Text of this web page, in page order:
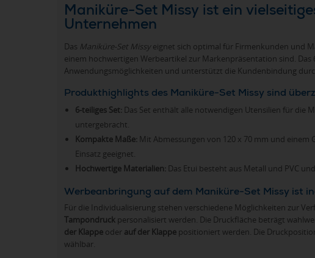
Maniküre-Set Missy ist ein
Unternehmen
Das Maniküre-Set Missyeignet sich optimal für Firmenkunden und
einem hochwertigen Werbeartikel zur Markenpräsentation sind.
Anwendungsmöglichkeiten und unterstützt die Kundenbindung
Produkthighlights des Maniküre-Set Missy sind
6-teiliges Set: Das Set enthält alle notwendigen Utensilien für die
untergebracht.
Kompakte Maße: Mit Abmessungen von 120 x 70 mm und einem
Einsatz geeignet.
Hochwertige Materialien: Das Etui besteht aus Metall und PVC
Werbeanbringung auf dem Maniküre-Set Missy ist
Für die Individualisierung stehen verschiedene Möglichkeiten zur
Tampondruck personalisiert werden. Die Druckfläche beträgt
der Klappe oder auf der Klappe positioniert werden. Die
wählbar.